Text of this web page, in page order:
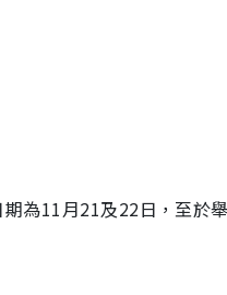
為11月21及22日，至於